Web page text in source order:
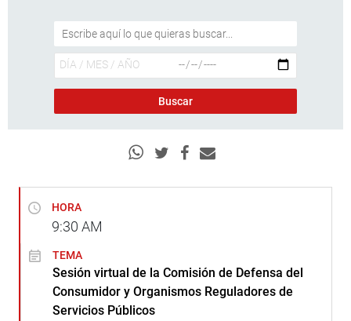
HORA
9:30 AM
TEMA
Sesión virtual de la Comisión de Defensa del
Consumidor y Organismos Reguladores de
Servicios Públicos